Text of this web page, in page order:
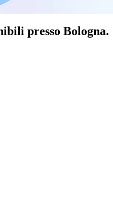
presso Bologna.